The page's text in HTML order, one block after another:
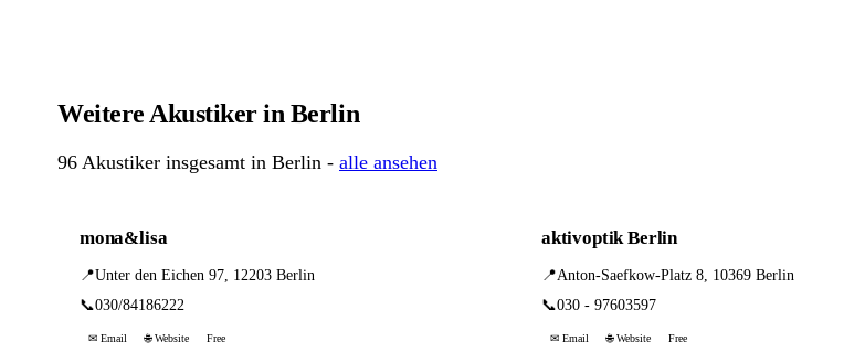
Weitere Akustiker in Berlin
96 Akustiker insgesamt in Berlin - alle ansehen
mona&lisa
📍Unter den Eichen 97, 12203 Berlin
📞030/84186222
✉ Email 🌐 Website Free
aktivoptik Berlin
📍Anton-Saefkow-Platz 8, 10369 Berlin
📞030 - 97603597
✉ Email 🌐 Website Free